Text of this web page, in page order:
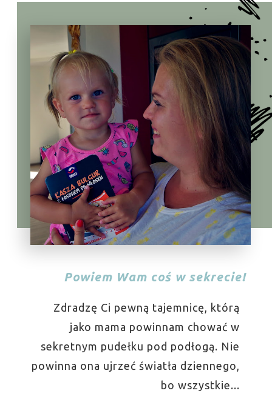
Powiem Wam coś w sekrecie!
Zdradzę Ci pewną tajemnicę, którą
jako mama powinnam chować w
sekretnym pudełku pod podłogą. Nie
powinna ona ujrzeć światła dziennego,
bo wszystkie...